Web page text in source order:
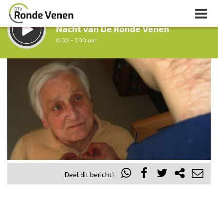
LUISTER LIVE:
Nacht van De Ronde Venen
0.00 - 7.00 uur
Ochtendronde
7.00 - 12.00 uur
uur 1 van 0 Volgend uur
Inklappen
Deel dit bericht!